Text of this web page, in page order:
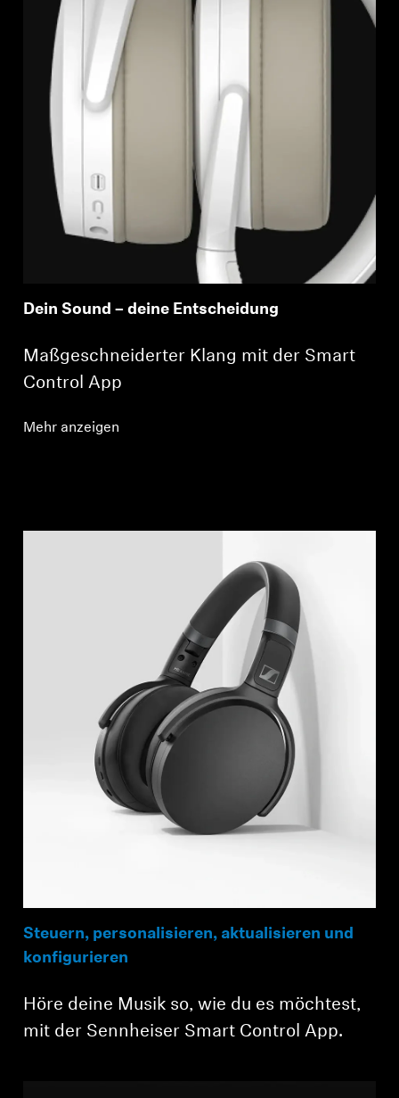
Dein Sound – deine Entscheidung
Maßgeschneiderter Klang mit der Smart
Control App
Mehr anzeigen
Steuern, personalisieren, aktualisieren und
konfigurieren
Höre deine Musik so, wie du es möchtest,
mit der Sennheiser Smart Control App.
Anmeldung erforderlich
Melden Sie sich bei Ihrem Konto an, um